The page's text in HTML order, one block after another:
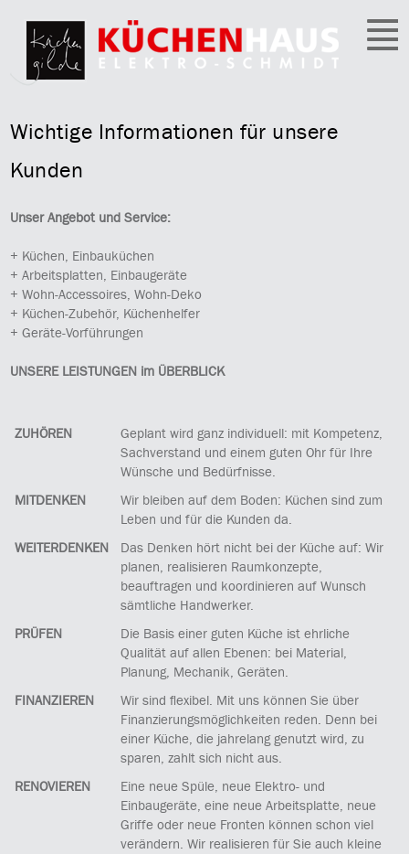
Wichtige Informationen für unsere
Kunden
Unser Angebot und Service:
+ Küchen, Einbauküchen
+ Arbeitsplatten, Einbaugeräte
+ Wohn-Accessoires, Wohn-Deko
+ Küchen-Zubehör, Küchenhelfer
+ Geräte-Vorführungen
UNSERE LEISTUNGEN im ÜBERBLICK
ZUHÖREN
Geplant wird ganz individuell: mit Kompetenz,
Sachverstand und einem guten Ohr für Ihre
Wünsche und Bedürfnisse.
MITDENKEN
Wir bleiben auf dem Boden: Küchen sind zum
Leben und für die Kunden da.
WEITERDENKEN
Das Denken hört nicht bei der Küche auf: Wir
planen, realisieren Raumkonzepte,
beauftragen und koordinieren auf Wunsch
sämtliche Handwerker.
PRÜFEN
Die Basis einer guten Küche ist ehrliche
Qualität auf allen Ebenen: bei Material,
Planung, Mechanik, Geräten.
FINANZIEREN
Wir sind flexibel. Mit uns können Sie über
Finanzierungsmöglichkeiten reden. Denn bei
einer Küche, die jahrelang genutzt wird, zu
sparen, zahlt sich nicht aus.
RENOVIEREN
Eine neue Spüle, neue Elektro- und
Einbaugeräte, eine neue Arbeitsplatte, neue
Griffe oder neue Fronten können schon viel
verändern. Wir realisieren für Sie auch kleine